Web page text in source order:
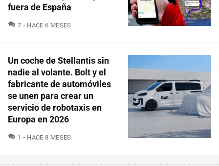
fuera de España
7 COMENTARIOS
HACE 6 MESES
Un coche de Stellantis sin
nadie al volante. Bolt y el
fabricante de automóviles
se unen para crear un
servicio de robotaxis en
Europa en 2026
1 COMENTARIOS
HACE 8 MESES